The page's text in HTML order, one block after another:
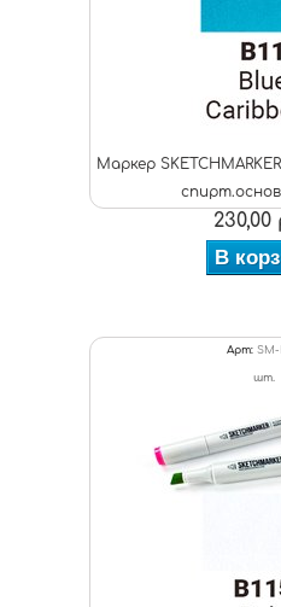
Маркер
230,00
В
Арт: SM-
шт.